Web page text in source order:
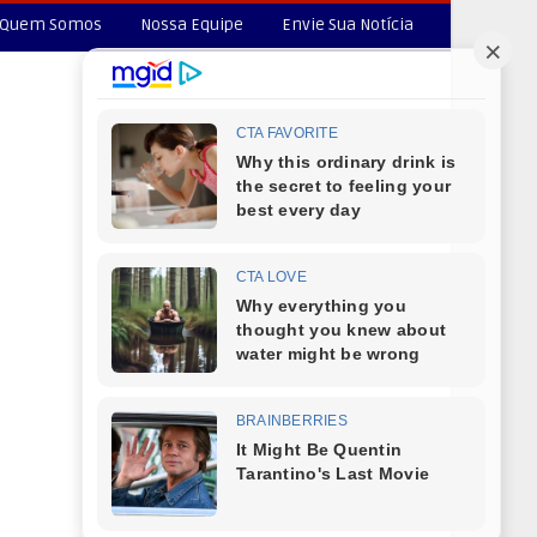
Quem Somos Nossa Equipe Envie Sua Notícia